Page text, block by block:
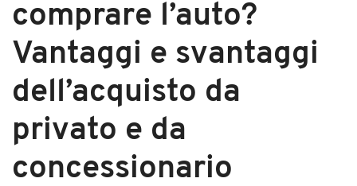
comprare l’auto?
Vantaggi e svantaggi
dell’acquisto da
privato e da
concessionario